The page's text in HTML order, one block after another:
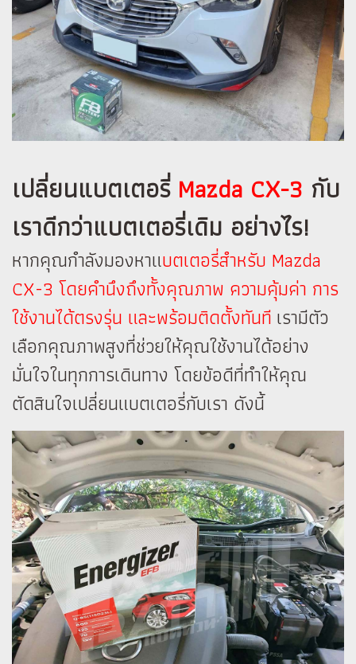
เปลี่ยนแบตเตอรี่ Mazda CX-3 กับ
เราดีกว่าแบตเตอรี่เดิม อย่างไร!
หากคุณกำลังมองหาแบตเตอรี่สำหรับ Mazda
CX-3 โดยคำนึงถึงทั้งคุณภาพ ความคุ้มค่า การ
ใช้งานได้ตรงรุ่น และพร้อมติดตั้งทันที เรามีตัว
เลือกคุณภาพสูงที่ช่วยให้คุณใช้งานได้อย่าง
มั่นใจในทุกการเดินทาง โดยข้อดีที่ทำให้คุณ
ตัดสินใจเปลี่ยนแบตเตอรี่กับเรา ดังนี้